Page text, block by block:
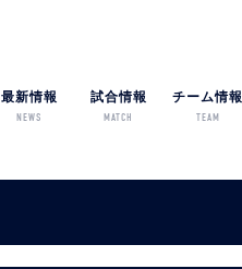
最新情報
NEWS
試合情報
MATCH
チーム情報
TEAM